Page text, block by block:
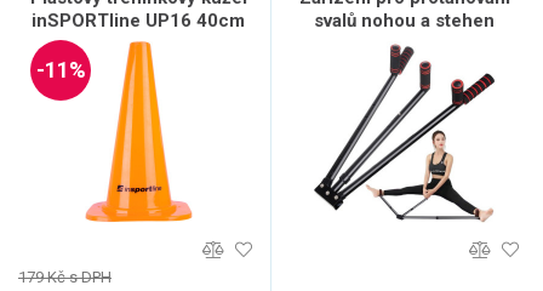
inSPORTline UP16 40cm
-11%
179 Kč s DPH
svalů nohou a stehen